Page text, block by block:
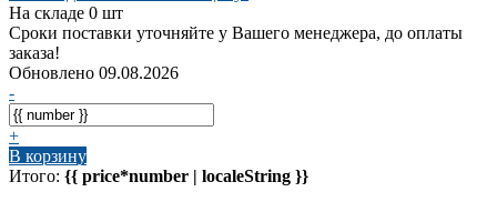
На складе 0 шт
Сроки поставки уточняйте у Вашего менеджера, до оплаты
заказа!
Обновлено 09.08.2026
-
+
В корзину
Итого: {{ price*number | localeString }}